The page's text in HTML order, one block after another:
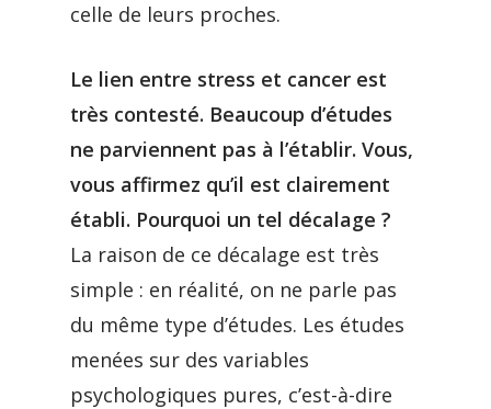
celle de leurs proches.
Le lien entre stress et cancer est
très contesté. Beaucoup d’études
ne parviennent pas à l’établir. Vous,
vous affirmez qu’il est clairement
établi. Pourquoi un tel décalage ?
La raison de ce décalage est très
simple : en réalité, on ne parle pas
du même type d’études. Les études
menées sur des variables
psychologiques pures, c’est-à-dire